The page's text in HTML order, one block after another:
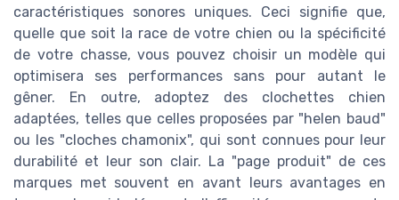
caractéristiques sonores uniques. Ceci signifie que,
quelle que soit la race de votre chien ou la spécificité
de votre chasse, vous pouvez choisir un modèle qui
optimisera ses performances sans pour autant le
gêner. En outre, adoptez des clochettes chien
adaptées, telles que celles proposées par "helen baud"
ou les "cloches chamonix", qui sont connues pour leur
durabilité et leur son clair. La "page produit" de ces
marques met souvent en avant leurs avantages en